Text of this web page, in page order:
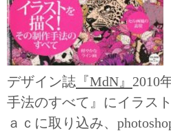
デザイン誌 『MdN』 2010
手法のすべて』にイラス
ａｃに取り込み、